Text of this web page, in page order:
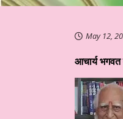
May 12,
आचार्य
– शीतल भाई और शान्ति